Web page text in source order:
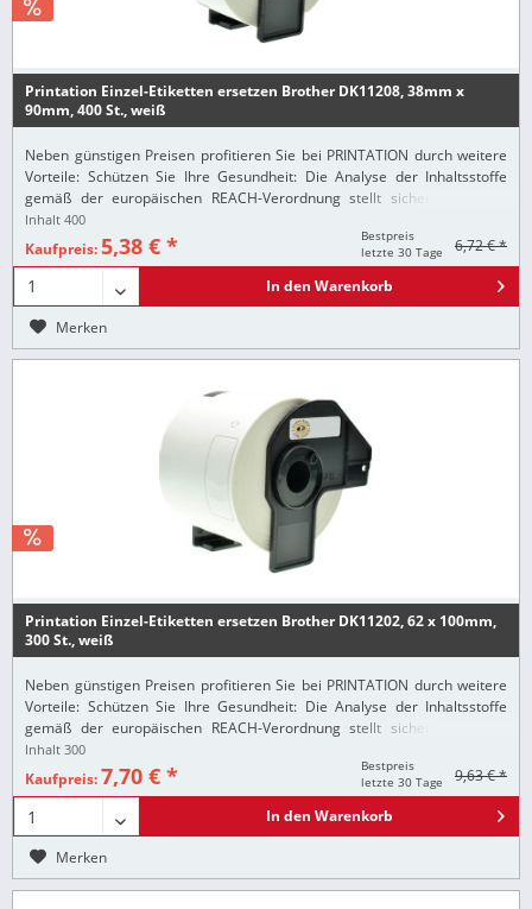
Printation Einzel-Etiketten ersetzen Brother DK11208, 38mm x
90mm, 400 St., weiß
Neben günstigen Preisen profitieren Sie bei PRINTATION durch weitere
Vorteile: Schützen Sie Ihre Gesundheit: Die Analyse der Inhaltsstoffe
gemäß der europäischen REACH-Verordnung stellt sicher, dass alle
Printation-Produkte nur...
Inhalt400
Kaufpreis:5,38 € * 6,72 € *
Bestpreis
letzte 30 Tage
In den Warenkorb
Merken
Printation Einzel-Etiketten ersetzen Brother DK11202, 62 x 100mm,
300 St., weiß
Neben günstigen Preisen profitieren Sie bei PRINTATION durch weitere
Vorteile: Schützen Sie Ihre Gesundheit: Die Analyse der Inhaltsstoffe
gemäß der europäischen REACH-Verordnung stellt sicher, dass alle
Printation-Produkte nur...
Inhalt300
Kaufpreis:7,70 € * 9,63 € *
Bestpreis
letzte 30 Tage
In den Warenkorb
Merken